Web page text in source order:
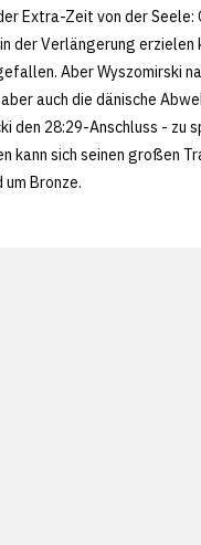
Extra-Zeit von der Seele:
der Verlängerung
Aber Wyszomirski
auch die dänische
den 28:29-Anschluss - zu
kann sich seinen großen
Bronze.